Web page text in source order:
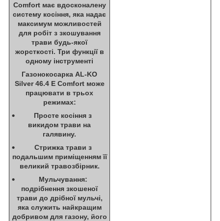
Comfort має вдосконалену
систему косіння, яка надає
максимум можливостей
для робіт з зкошування
трави будь-якої
жорсткості. Три функції в
одному інструменті
Газонокосарка AL-KO
Silver 46.4 E Comfort може
працювати в трьох
режимах:
Просте косіння з
викидом трави на
галявину.
Стрижка трави з
подальшим приміщенням її
великий травозбірник.
Мульчування:
подрібнення зкошеної
трави до дрібної мульчі,
яка служить найкращим
добривом для газону, його